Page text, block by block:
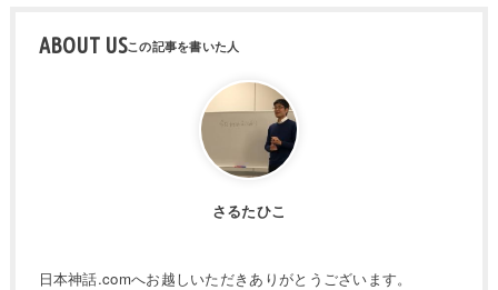
ABOUT US
さるたひこ
日本神話.comへお越しいただきありがとうございます。